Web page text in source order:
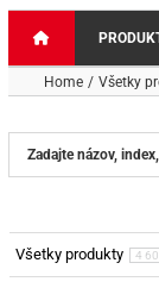
Home Všetky
Všetky produkty 4